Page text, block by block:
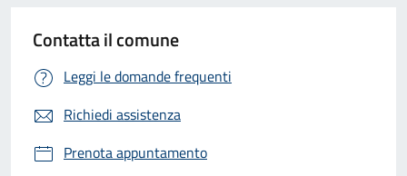
Contatta il comune
Leggi le domande frequenti
Richiedi assistenza
Prenota appuntamento